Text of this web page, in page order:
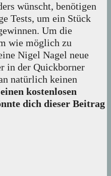
wünscht, benötigen
Tests, um ein Stück
Um die
wie möglich zu
Nigel Nagel neue
in der Quickborner
natürlich keinen
kostenlosen
dich dieser Beitrag